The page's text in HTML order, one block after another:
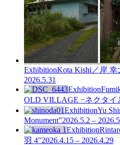
ExhibitionKota Kishi／岸 幸
2026.5.31
Exhibition
OLD VILLAGE −ネクタイ
ExhibitionYu
Monument”2026.5.2 –
Exhibition
羽 4”2026.4.15 – 2026.4.29